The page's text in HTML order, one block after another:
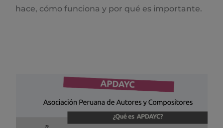
hace, cómo funciona y por qué es importante.